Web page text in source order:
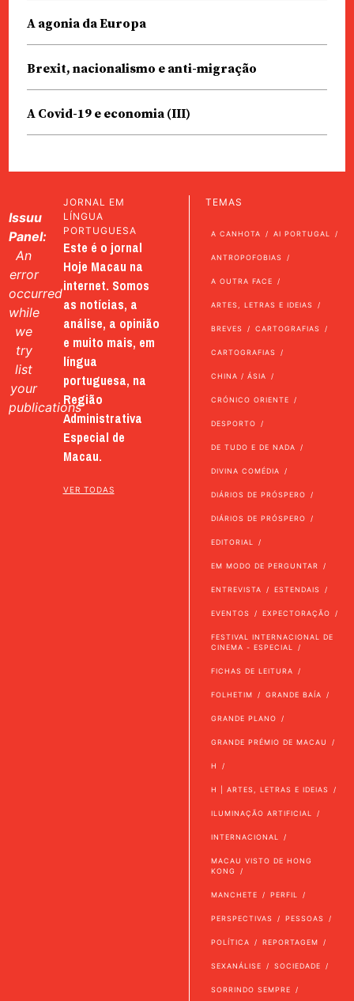
A agonia da Europa
Brexit, nacionalismo e anti-migração
A Covid-19 e economia (III)
Issuu
Panel:
An
error
occurred
while
we
try
list
your
publications
JORNAL EM
LÍNGUA
PORTUGUESA
Este é o jornal
Hoje Macau na
internet. Somos
as notícias, a
análise, a opinião
e muito mais, em
língua
portuguesa, na
Região
Administrativa
Especial de
Macau.
VER TODAS
TEMAS
A CANHOTA AI PORTUGAL
ANTROPOFOBIAS
A OUTRA FACE
ARTES, LETRAS E IDEIAS
BREVES CARTOGRAFIAS
CARTOGRAFIAS
CHINA / ÁSIA
CRÓNICO ORIENTE
DESPORTO
DE TUDO E DE NADA
DIVINA COMÉDIA
DIÁRIOS DE PRÓSPERO
DIÁRIOS DE PRÓSPERO
EDITORIAL
EM MODO DE PERGUNTAR
ENTREVISTA ESTENDAIS
EVENTOS EXPECTORAÇÃO
FESTIVAL INTERNACIONAL DE
CINEMA - ESPECIAL
FICHAS DE LEITURA
FOLHETIM GRANDE BAÍA
GRANDE PLANO
GRANDE PRÉMIO DE MACAU
H
H | ARTES, LETRAS E IDEIAS
ILUMINAÇÃO ARTIFICIAL
INTERNACIONAL
MACAU VISTO DE HONG
KONG
MANCHETE PERFIL
PERSPECTIVAS PESSOAS
POLÍTICA REPORTAGEM
SEXANÁLISE SOCIEDADE
SORRINDO SEMPRE